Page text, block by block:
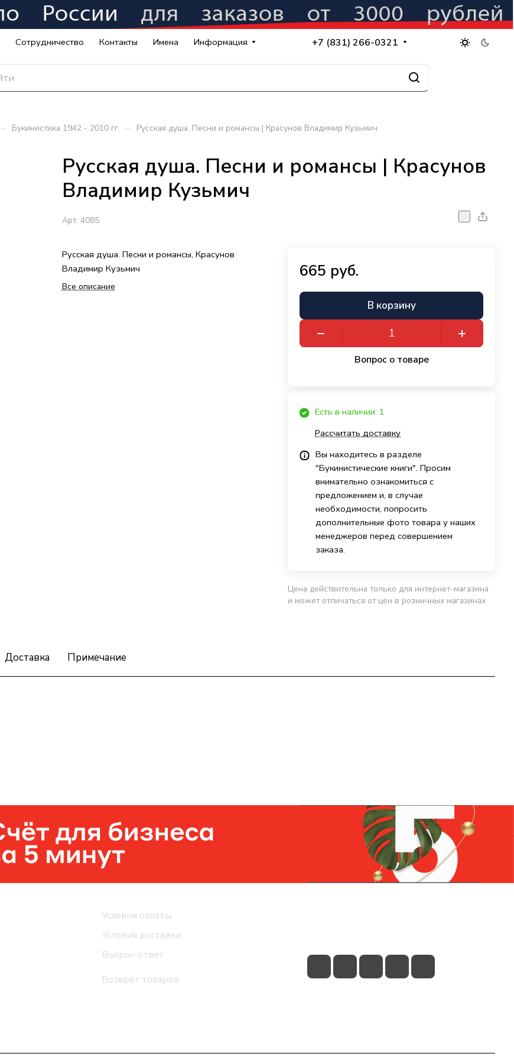
Сотрудничество Контакты Имена Информация +7 (831) 266-0321
– Букинистика 1942 - 2010 гг. – Русская душа. Песни и романсы | Красунов Владимир Кузьмич
Русская душа. Песни и романсы | Красунов
Владимир Кузьмич
Арт. 4085
Русская душа. Песни и романсы, Красунов
Владимир Кузьмич
Все описание
665 руб.
В корзину
Вопрос о товаре
Есть в наличии: 1
Рассчитать доставку
Вы находитесь в разделе
"Букинистические книги". Просим
внимательно ознакомиться с
предложением и, в случае
необходимости, попросить
дополнительные фото товара у наших
менеджеров перед совершением
заказа.
Цена действительна только для интернет-магазина
и может отличаться от цен в розничных магазинах
Доставка Примечание
Условия оплаты
Условия доставки
Вопрос-ответ
Возврат товаров